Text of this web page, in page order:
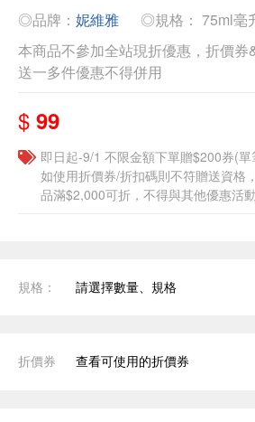
◎品牌： 妮維雅
◎規格： 75ml毫
本商品不參加全站現折優惠，折價券
送一多件優惠不得併用
$ 99
即日起-9/1 不限金額下單贈$200券(
如使用折價券/折扣碼則不符贈送資格
品滿$2,000可折，不得與其他優惠活
規格： 請選擇數量、規格
折價券 查看可使用的折價券